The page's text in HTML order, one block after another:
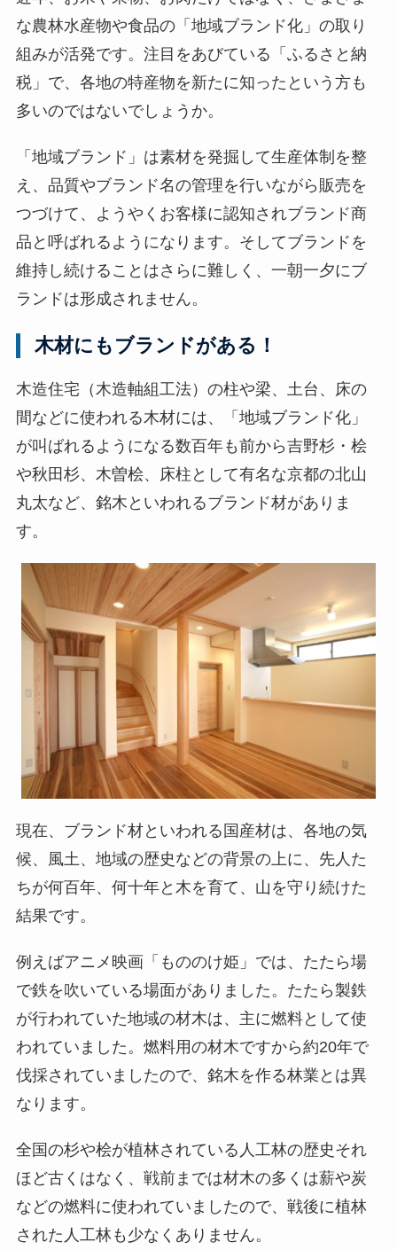
示
な農林水産物や食品の「地域ブランド化」の取り
組みが活発です。注目をあびている「ふるさと納
税」で、各地の特産物を新たに知ったという方も
多いのではないでしょうか。
「地域ブランド」は素材を発掘して生産体制を整
え、品質やブランド名の管理を行いながら販売を
つづけて、ようやくお客様に認知されブランド商
品と呼ばれるようになります。そしてブランドを
維持し続けることはさらに難しく、一朝一夕にブ
ランドは形成されません。
木材にもブランドがある！
木造住宅（木造軸組工法）の柱や梁、土台、床の
間などに使われる木材には、「地域ブランド化」
が叫ばれるようになる数百年も前から吉野杉・桧
や秋田杉、木曽桧、床柱として有名な京都の北山
丸太など、銘木といわれるブランド材がありま
す。
現在、ブランド材といわれる国産材は、各地の気
候、風土、地域の歴史などの背景の上に、先人た
ちが何百年、何十年と木を育て、山を守り続けた
結果です。
例えばアニメ映画「もののけ姫」では、たたら場
で鉄を吹いている場面がありました。たたら製鉄
が行われていた地域の材木は、主に燃料として使
われていました。燃料用の材木ですから約20年で
伐採されていましたので、銘木を作る林業とは異
なります。
全国の杉や桧が植林されている人工林の歴史それ
ほど古くはなく、戦前までは材木の多くは薪や炭
などの燃料に使われていましたので、戦後に植林
された人工林も少なくありません。